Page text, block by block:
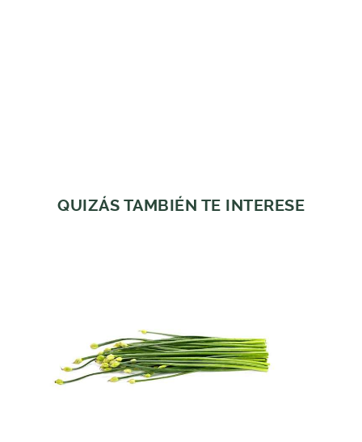
QUIZÁS TAMBIÉN TE INTERESE